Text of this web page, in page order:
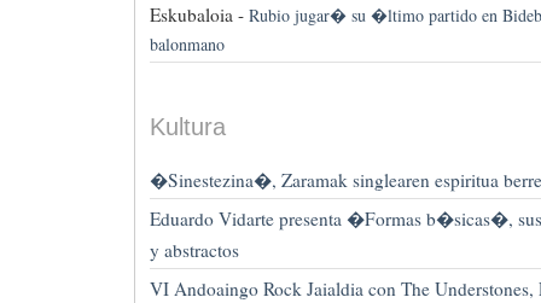
Eskubaloia - Rubio jugar� su �ltimo partido en
balonmano
Kultura
�Sinestezina�, Zaramak singlearen espiritua
Eduardo Vidarte presenta �Formas b�sicas�,
y abstractos
VI Andoaingo Rock Jaialdia con The